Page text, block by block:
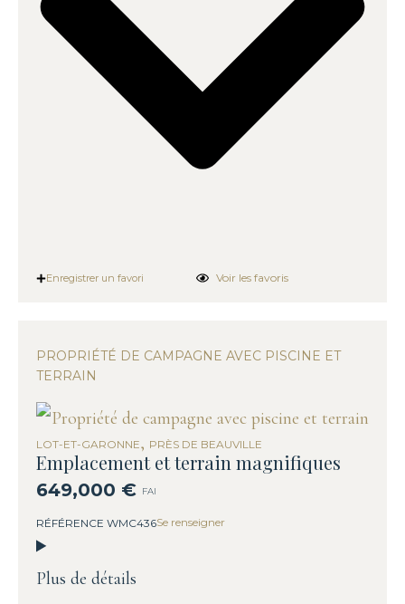
Enregistrer un favori Voir les favoris
PROPRIÉTÉ DE CAMPAGNE AVEC PISCINE ET
TERRAIN
LOT-ET-GARONNE, PRÈS DE BEAUVILLE
Emplacement et terrain magnifiques
649,000 € FAI
RÉFÉRENCE WMC436Se renseigner
Plus de détails